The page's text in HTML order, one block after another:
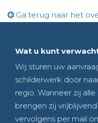
Ga terug naar het
Wat u kunt
Wij sturen uw
schilderwerk door
regio. Wanneer zij
brengen zij
vervolgens per mail